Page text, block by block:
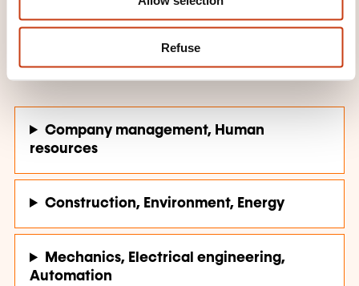
Refuse
TRAINING DOMAINS
Company management, Human
resources
Construction, Environment, Energy
Mechanics, Electrical engineering,
Automation